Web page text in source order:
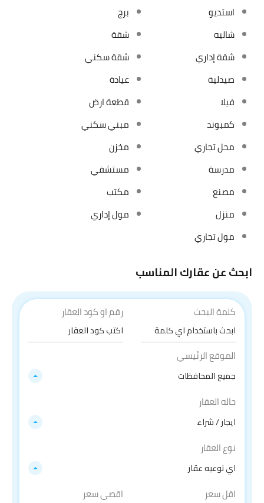
استديو
برج
شاليه
شقة
شقة إداري
شقة سكني
صيدلية
عيادة
فيلا
قطعة ارض
كمبوند
مبني سكني
محل تجاري
مخزن
مدرسة
مستشفي
مصنع
مكتب
منزل
مول إداري
مول تجاري
ابحث عن عقارك المناسب
كلمة البحث رقم او كود العقار
الموقع الرئيسي
جميع المحافظات
حاله العقار
ايجار / شراء
نوع العقار
اي نوعيه عقار
اقل سعر اقصي سعر